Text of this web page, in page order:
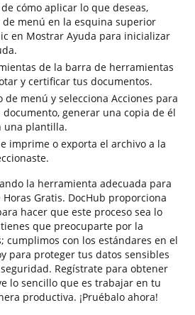
cómo aplicar lo que deseas,
menú en la esquina superior
en Mostrar Ayuda para inicializar
de la barra de herramientas
y certificar tus documentos.
de menú y selecciona Acciones para
generar una copia de él
una plantilla.
imprime o exporta el archivo a la
la herramienta adecuada para
Gratis. DocHub proporciona
hacer que este proceso sea lo
que preocuparte por la
cumplimos con los estándares en el
para proteger tus datos sensibles
Regístrate para obtener
lo sencillo que es trabajar en tu
productiva. ¡Pruébalo ahora!